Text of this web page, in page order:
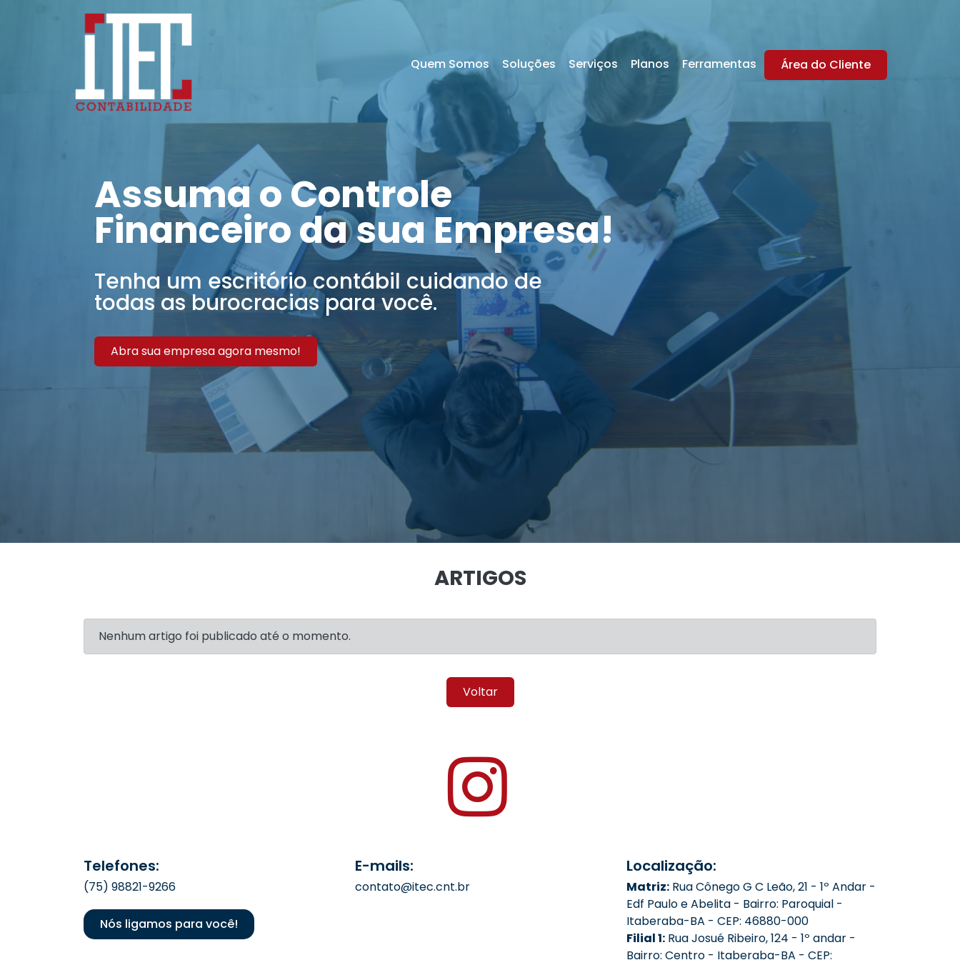
Quem Somos Soluções Serviços Planos Ferramentas Área do Cliente
Assuma o Controle
Financeiro da sua Empresa!
Tenha um escritório contábil cuidando de
todas as burocracias para você.
Abra sua empresa agora mesmo!
ARTIGOS
Nenhum artigo foi publicado até o momento.
Voltar
Telefones:
(75) 98821-9266
Nós ligamos para você!
E-mails:
contato@itec.cnt.br
Localização:
Matriz: Rua Cônego G C Leão, 21 - 1º Andar -
Edf Paulo e Abelita - Bairro: Paroquial -
Itaberaba-BA - CEP: 46880-000
Filial 1: Rua Josué Ribeiro, 124 - 1º andar -
Bairro: Centro - Itaberaba-BA - CEP: